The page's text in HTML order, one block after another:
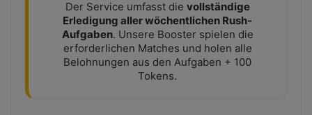
Der Service umfasst die vollständige
Erledigung aller wöchentlichen Rush-
Aufgaben. Unsere Booster spielen die
erforderlichen Matches und holen alle
Belohnungen aus den Aufgaben + 100
Tokens.